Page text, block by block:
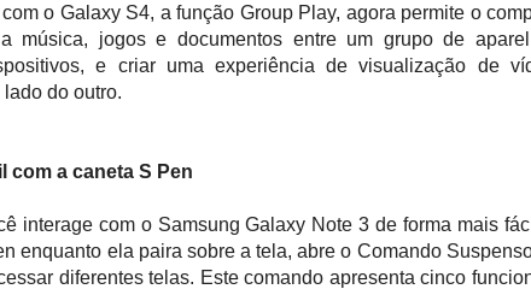
o Galaxy S4, a função Group Play, agora permite o
música, jogos e documentos entre um grupo de
e criar uma experiência de visualização de
do outro.
com a caneta S Pen
interage com o Samsung Galaxy Note 3 de forma mais
enquanto ela paira sobre a tela, abre o Comando
diferentes telas. Este comando apresenta cinco